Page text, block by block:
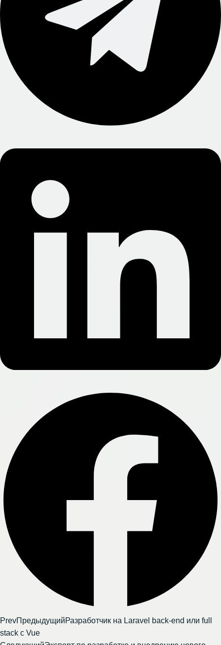
PrevПредыдущийРазработчик на Laravel back-end или full
stack с Vue